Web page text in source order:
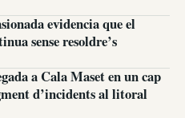
evidencia que el
sense resoldre’s
a Cala Maset en un cap
d’incidents al litoral